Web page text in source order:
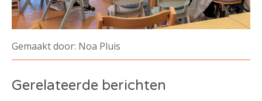
Gemaakt door: Noa Pluis
Gerelateerde berichten